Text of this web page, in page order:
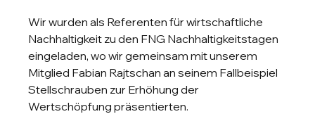
Wir wurden als Referenten für wirtschaftliche
Nachhaltigkeit zu den FNG Nachhaltigkeitstagen
eingeladen, wo wir gemeinsam mit unserem
Mitglied Fabian Rajtschan an seinem Fallbeispiel
Stellschrauben zur Erhöhung der
Wertschöpfung präsentierten.